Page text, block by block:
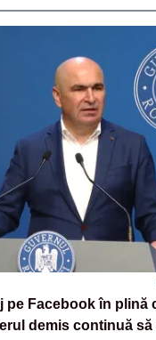
pe Facebook în plină
demis continuă să